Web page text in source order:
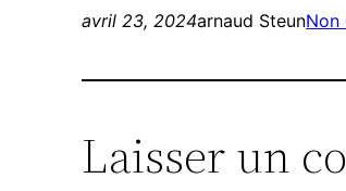
avril 23, 2024arnaud SteunNon
Laisser un